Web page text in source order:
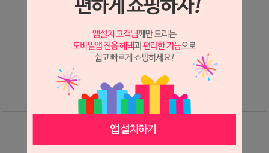
상세 정보를 확대해 보실 수 있습니다.
※ 필독해주세요 ※
는 시세 변동에 따라 가격이 달라질 수 있으니
문의 후 주문 바랍니다.